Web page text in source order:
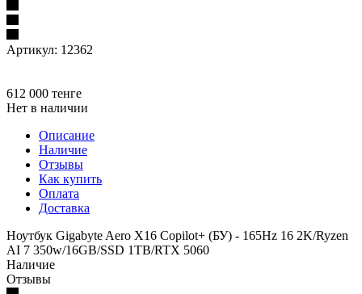
Артикул: 12362
612 000 тенге
Нет в наличии
Описание
Наличие
Отзывы
Как купить
Оплата
Доставка
Ноутбук Gigabyte Aero X16 Copilot+ (БУ) - 165Hz 16 2K/Ryzen
AI 7 350w/16GB/SSD 1TB/RTX 5060
Наличие
Отзывы